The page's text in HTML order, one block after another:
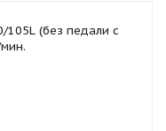
105L (без педали с